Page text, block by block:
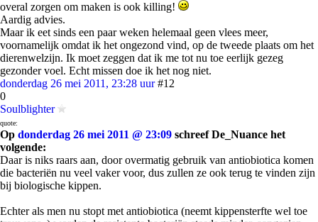
overal zorgen om maken is ook killing!
Aardig advies.
Maar ik eet sinds een paar weken helemaal geen vlees meer,
voornamelijk omdat ik het ongezond vind, op de tweede plaats om het
dierenwelzijn. Ik moet zeggen dat ik me tot nu toe eerlijk gezeg
gezonder voel. Echt missen doe ik het nog niet.
donderdag 26 mei 2011, 23:28 uur #12
0
Soulblighter
quote:
Op donderdag 26 mei 2011 @ 23:09 schreef De_Nuance het
volgende:
Daar is niks raars aan, door overmatig gebruik van antiobiotica komen
die bacteriën nu veel vaker voor, dus zullen ze ook terug te vinden zijn
bij biologische kippen.
Echter als men nu stopt met antiobiotica (neemt kippensterfte wel toe